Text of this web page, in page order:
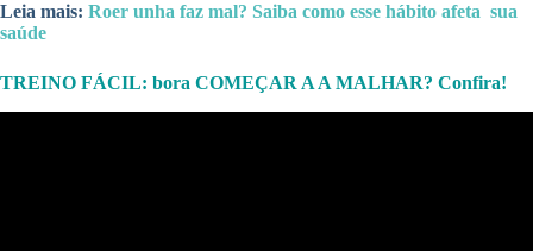
Leia mais: Roer unha faz mal? Saiba como esse hábito afeta sua
saúde
TREINO FÁCIL: bora COMEÇAR A A MALHAR? Confira!